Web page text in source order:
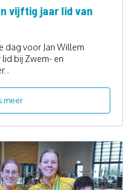
vijftig jaar lid van
dag voor Jan Willem
lid bij Zwem- en
meer